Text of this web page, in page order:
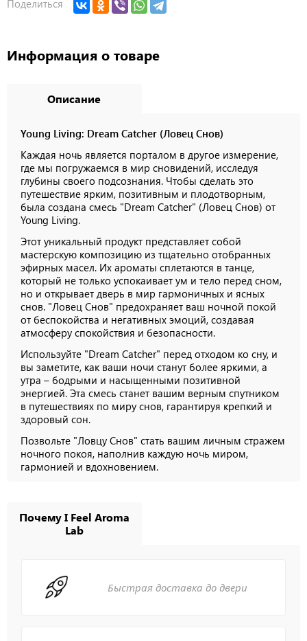
Поделиться
Информация о товаре
Описание
Young Living: Dream Catcher (Ловец Снов)
Каждая ночь является порталом в другое измерение,
где мы погружаемся в мир сновидений, исследуя
глубины своего подсознания. Чтобы сделать это
путешествие ярким, позитивным и плодотворным,
была создана смесь "Dream Catcher" (Ловец Снов) от
Young Living.
Этот уникальный продукт представляет собой
мастерскую композицию из тщательно отобранных
эфирных масел. Их ароматы сплетаются в танце,
который не только успокаивает ум и тело перед сном,
но и открывает дверь в мир гармоничных и ясных
снов. "Ловец Снов" предохраняет ваш ночной покой
от беспокойства и негативных эмоций, создавая
атмосферу спокойствия и безопасности.
Используйте "Dream Catcher" перед отходом ко сну, и
вы заметите, как ваши ночи станут более яркими, а
утра – бодрыми и насыщенными позитивной
энергией. Эта смесь станет вашим верным спутником
в путешествиях по миру снов, гарантируя крепкий и
здоровый сон.
Позвольте "Ловцу Снов" стать вашим личным стражем
ночного покоя, наполнив каждую ночь миром,
гармонией и вдохновением.
Почему I Feel Aroma
Lab
Быстрая доставка до двери